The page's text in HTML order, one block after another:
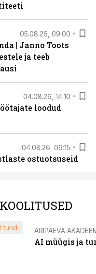
05.08.26, 09:00
| Janno Toots
ja teeb
04.08.26, 14:10
loodud
04.08.26, 09:15
ostuotsuseid
tundi ÄRIPÄEVA
AI müügis ja